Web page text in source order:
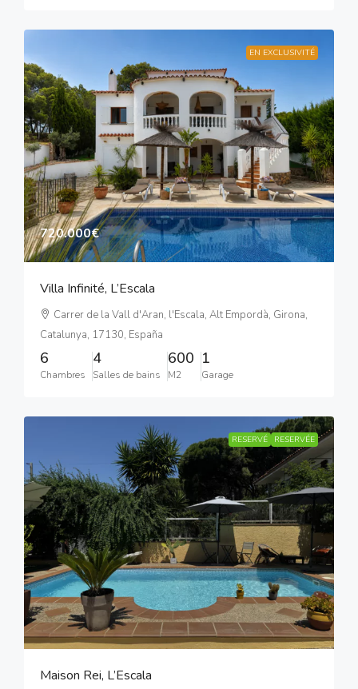
EN EXCLUSIVITÉ
720.000€
Villa Infinité, L’Escala
Carrer de la Vall d'Aran, l'Escala, Alt Empordà, Girona,
Catalunya, 17130, España
6
Chambres
4
Salles de bains
600
M2
1
Garage
RESERVÉ RESERVÉE
Maison Rei, L’Escala